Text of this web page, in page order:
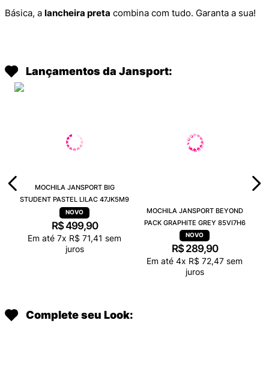
Básica, a lancheira preta combina com tudo. Garanta a sua!
Lançamentos da Jansport:
MOCHILA JANSPORT BIG
STUDENT PASTEL LILAC 47JK5M9
R$499,90
Em até 7x R$ 71,41 sem
juros
MOCHILA JANSPORT BEYOND
PACK GRAPHITE GREY 85VI7H6
R$ 289,90
Em até 4x R$ 72,47 sem
juros
Complete seu Look: